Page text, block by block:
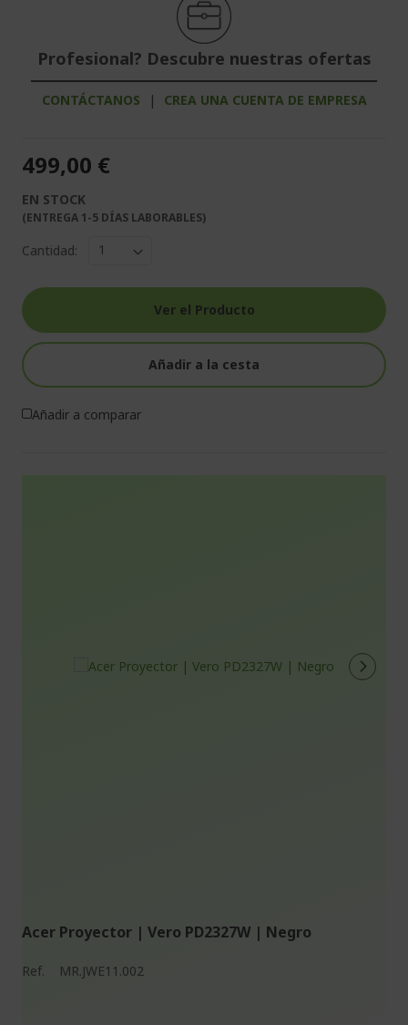
Profesional? Descubre nuestras ofertas
CONTÁCTANOS | CREA UNA CUENTA DE EMPRESA
499,00 €
EN STOCK
(ENTREGA 1-5 DÍAS LABORABLES)
Cantidad:
Ver el Producto
Añadir a la cesta
Añadir a comparar
Acer Proyector | Vero PD2327W | Negro
Ref. MR.JWE11.002